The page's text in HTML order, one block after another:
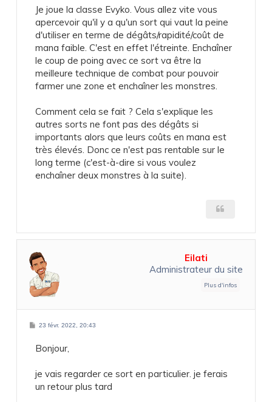
s
a
g
Je joue la classe Evyko. Vous allez vite vous
apercevoir qu'il y a qu'un sort qui vaut la peine
d'utiliser en terme de dégâts/rapidité/coût de
mana faible. C'est en effet l'étreinte. Enchaîner
le coup de poing avec ce sort va être la
meilleure technique de combat pour pouvoir
farmer une zone et enchaîner les monstres.
Comment cela se fait ? Cela s'explique les
autres sorts ne font pas des dégâts si
importants alors que leurs coûts en mana est
très élevés. Donc ce n'est pas rentable sur le
long terme (c'est-à-dire si vous voulez
enchaîner deux monstres à la suite).
Eilati
Administrateur du site
M
s
a
23 févr. 2022, 20:43
Bonjour,
je vais regarder ce sort en particulier. je ferais
un retour plus tard